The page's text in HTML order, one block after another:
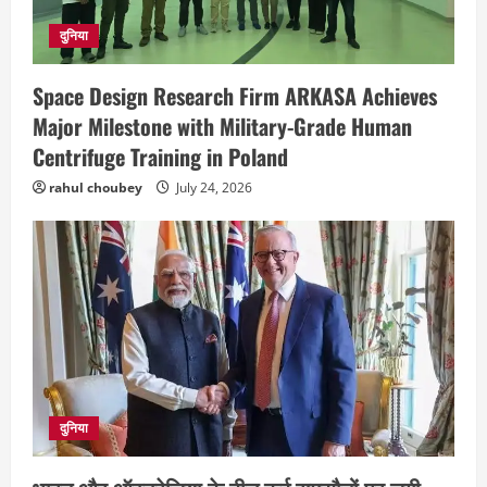
दुनिया
Space Design Research Firm ARKASA Achieves
Major Milestone with Military-Grade Human
Centrifuge Training in Poland
rahul choubey July 24, 2026
दुनिया
2
छत्तीसगढ़ राज्य लाइफ स्टाइल
भोरमदेव कॉरिडोर को मिलेगी रफ्तार, लालपुर–
सरोधा मार्ग के चौड़ीकरण का इंतजार
August 5, 2026
छत्तीसगढ़
शंकराचार्य अविमुक्तेश्वरानंद का चातुर्मास्य ग्राम